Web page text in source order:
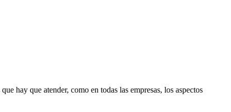
hay que atender, como en todas las empresas, los aspectos